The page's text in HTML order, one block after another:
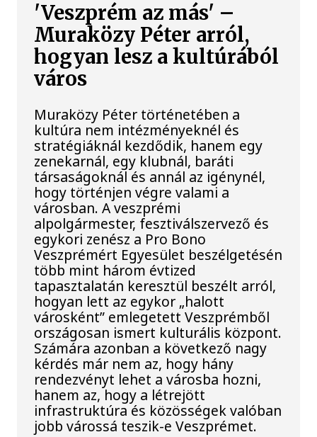
'Veszprém az más' –
Muraközy Péter arról,
hogyan lesz a kultúrából
város
Muraközy Péter történetében a
kultúra nem intézményeknél és
stratégiáknál kezdődik, hanem egy
zenekarnál, egy klubnál, baráti
társaságoknál és annál az igénynél,
hogy történjen végre valami a
városban. A veszprémi
alpolgármester, fesztiválszervező és
egykori zenész a Pro Bono
Veszprémért Egyesület beszélgetésén
több mint három évtized
tapasztalatán keresztül beszélt arról,
hogyan lett az egykor „halott
városként” emlegetett Veszprémből
országosan ismert kulturális központ.
Számára azonban a következő nagy
kérdés már nem az, hogy hány
rendezvényt lehet a városba hozni,
hanem az, hogy a létrejött
infrastruktúra és közösségek valóban
jobb várossá teszik-e Veszprémet.